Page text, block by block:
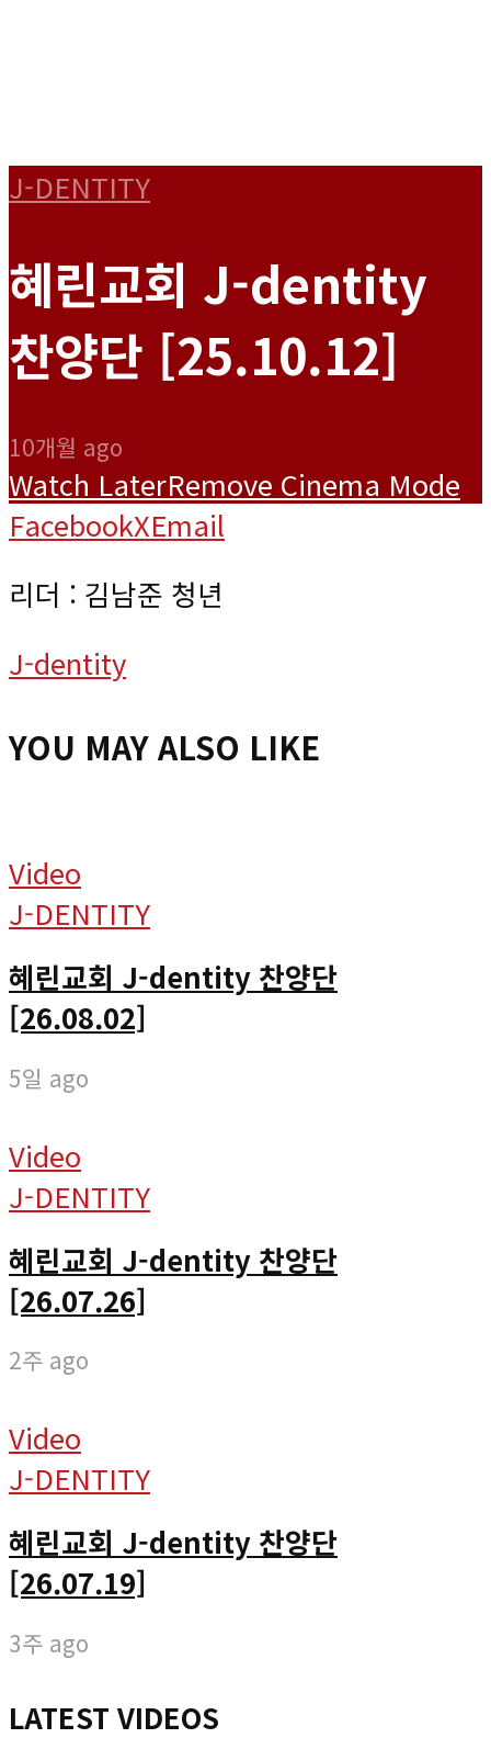
J-DENTITY
혜린교회 J-dentity
찬양단 [25.10.12]
10개월 ago
Watch LaterRemove Cinema Mode
FacebookXEmail
리더 : 김남준 청년
J-dentity
YOU MAY ALSO LIKE
Video
J-DENTITY
혜린교회 J-dentity 찬양단
[26.08.02]
5일 ago
Video
J-DENTITY
혜린교회 J-dentity 찬양단
[26.07.26]
2주 ago
Video
J-DENTITY
혜린교회 J-dentity 찬양단
[26.07.19]
3주 ago
LATEST VIDEOS